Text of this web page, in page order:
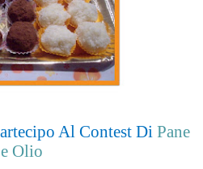
Al Contest Di Pane
e Olio